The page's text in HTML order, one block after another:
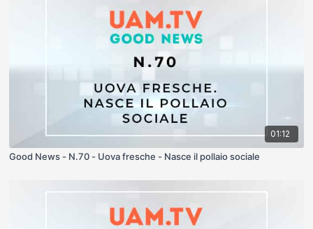
01:12
Good News - N.70 - Uova fresche - Nasce il pollaio sociale